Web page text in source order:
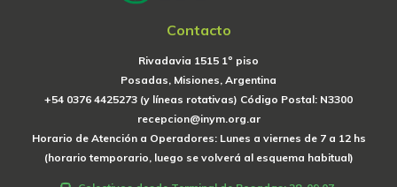
Contacto
Rivadavia 1515 1º piso
Posadas, Misiones, Argentina
+54 0376 4425273 (y líneas rotativas) Código Postal: N3300
recepcion@inym.org.ar
Horario de Atención a Operadores: Lunes a viernes de 7 a 12 hs
(horario temporario, luego se volverá al esquema habitual)